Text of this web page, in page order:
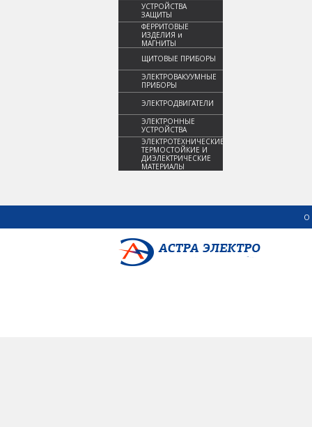
УСТРОЙСТВА
ЗАЩИТЫ
ФЕРРИТОВЫЕ
ИЗДЕЛИЯ и
МАГНИТЫ
ЩИТОВЫЕ ПРИБОРЫ
ЭЛЕКТРОВАКУУМНЫЕ
ПРИБОРЫ
ЭЛЕКТРОДВИГАТЕЛИ
ЭЛЕКТРОННЫЕ
УСТРОЙСТВА
ЭЛЕКТРОТЕХНИЧЕСКИЕ,
ТЕРМОСТОЙКИЕ И
ДИЭЛЕКТРИЧЕСКИЕ
МАТЕРИАЛЫ